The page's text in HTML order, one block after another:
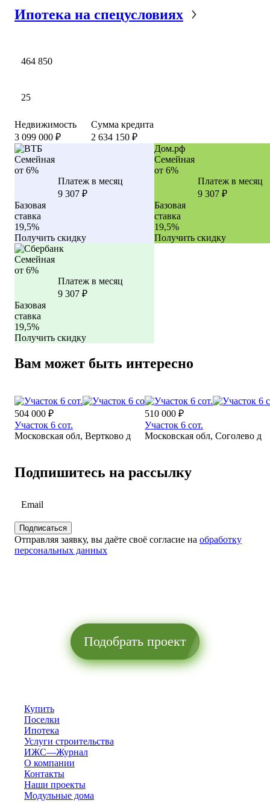
Ипотека на спецусловиях
Недвижимость
3 099 000 ₽
Сумма кредита
2 634 150 ₽
Семейная
от 6%
Платеж в месяц
9 307 ₽
Базовая
ставка
19,5%
Получить скидку
Дом.рф
Семейная
от 6%
Платеж в месяц
9 307 ₽
Базовая
ставка
19,5%
Получить скидку
Семейная
от 6%
Платеж в месяц
9 307 ₽
Базовая
ставка
19,5%
Получить скидку
Вам может быть интересно
504 000 ₽
Участок 6 сот.
Московская обл, Вертково д
510 000 ₽
Участок 6 сот.
Московская обл, Соголево д
Подпишитесь на рассылку
Отправляя заявку, вы даёте своё согласие на обработку
персональных данных
Подобрать проект
Купить
Поселки
Ипотека
Услуги строительства
ИЖС—Журнал
О компании
Контакты
Наши проекты
Модульные дома